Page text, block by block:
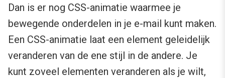
Dan is er nog CSS-animatie waarmee je
bewegende onderdelen in je e-mail kunt maken.
Een CSS-animatie laat een element geleidelijk
veranderen van de ene stijl in de andere. Je
kunt zoveel elementen veranderen als je wilt,